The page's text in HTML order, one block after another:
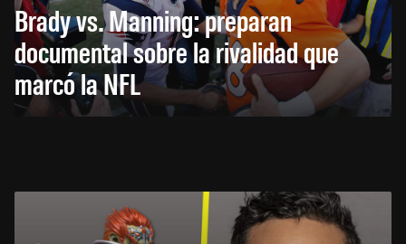
Brady vs. Manning: preparan
documental sobre la rivalidad que
marcó la NFL